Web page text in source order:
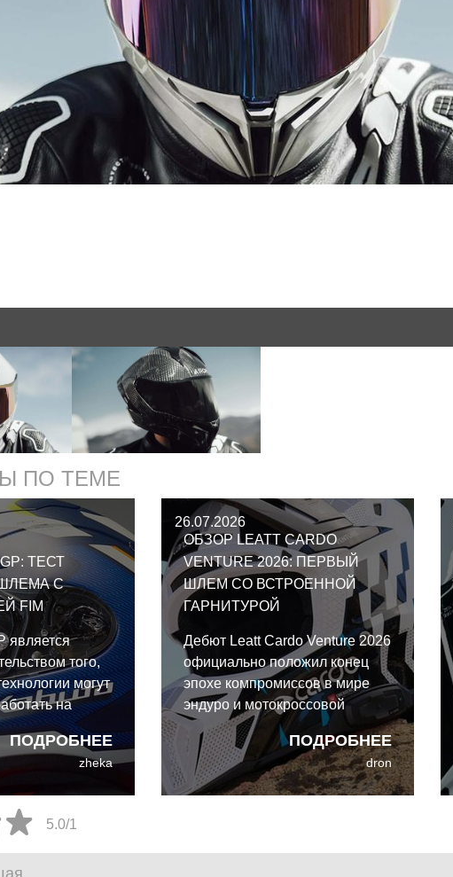
ПО ТЕМЕ
ТЕСТ
С
FIM
ПОДРОБНЕЕ
является
того,
могут
на
такого
дня, как я,
Kabuto F-17 GP
и
zheka
26.07.2026
ОБЗОР LEATT CARDO
VENTURE 2026: ПЕРВЫЙ
ШЛЕМ СО ВСТРОЕННОЙ
ГАРНИТУРОЙ
ПОДРОБНЕЕ
Дебют Leatt Cardo Venture 2026
официально положил конец
эпохе компромиссов в мире
эндуро и мотокроссовой
экипировки. Рожденный в
коллаборации гигантов связи
Cardo и Leatt, представляет
собой первый в мире
разработанный для
dron
5.0/1